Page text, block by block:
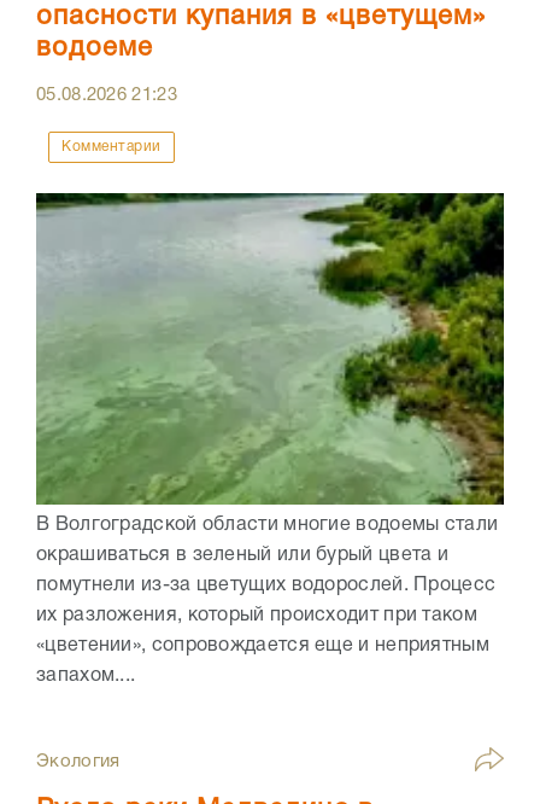
опасности купания в «цветущем»
водоеме
05.08.202621:23
Комментарии
В Волгоградской области многие водоемы стали
окрашиваться в зеленый или бурый цвета и
помутнели из-за цветущих водорослей. Процесс
их разложения, который происходит при таком
«цветении», сопровождается еще и неприятным
запахом....
Экология